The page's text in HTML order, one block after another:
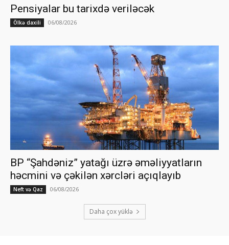
Pensiyalar bu tarixdə veriləcək
Ölkə daxili 06/08/2026
BP “Şahdəniz” yatağı üzrə əməliyyatların
həcmini və çəkilən xərcləri açıqlayıb
Neft və Qaz 06/08/2026
Daha çox yüklə